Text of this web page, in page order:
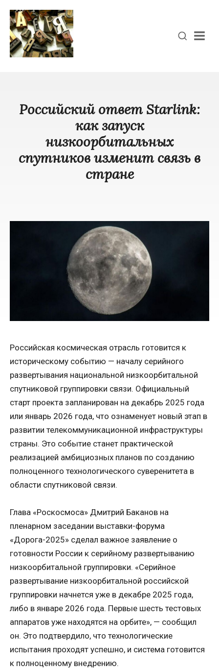
Российский ответ Starlink:
как запуск
низкоорбитальных
спутников изменит связь в
стране
Российская космическая отрасль готовится к
историческому событию — началу серийного
развертывания национальной низкоорбитальной
спутниковой группировки связи. Официальный
старт проекта запланирован на декабрь 2025 года
или январь 2026 года, что ознаменует новый этап в
развитии телекоммуникационной инфраструктуры
страны. Это событие станет практической
реализацией амбициозных планов по созданию
полноценного технологического суверенитета в
области спутниковой связи.
Глава «Роскосмоса» Дмитрий Баканов на
пленарном заседании выставки-форума
«Дорога-2025» сделал важное заявление о
готовности России к серийному развертыванию
низкоорбитальной группировки. «Серийное
развертывание низкоорбитальной российской
группировки начнется уже в декабре 2025 года,
либо в январе 2026 года. Первые шесть тестовых
аппаратов уже находятся на орбите», — сообщил
он. Это подтвердило, что технологические
испытания проходят успешно, и система готовится
к полноценному внедрению.